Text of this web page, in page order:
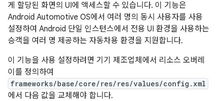
게 할당된 화면의 UI에 액세스할 수 있습니다. 이 기능은
Android Automotive OS에서 여러 명의 동시 사용자를 사용
설정하여 Android 단일 인스턴스에서 전용 UI 환경을 사용하는
승객을 여러 명 제공하는 자동차용 환경을 지원합니다.
이 기능을 사용 설정하려면 기기 제조업체에서 리소스 오버레
이를 정의하여
frameworks/base/core/res/res/values/config.xml
에서 다음 값을 교체해야 합니다.